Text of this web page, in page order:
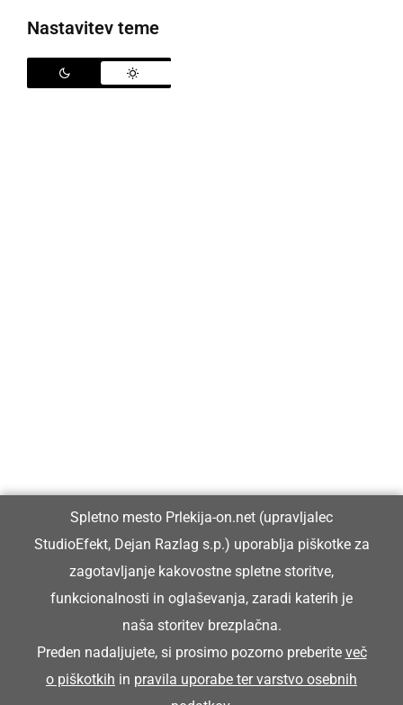
Nastavitev teme
Narava
Zanimivosti
Glavni in odgovorni urednik:
Dejan Razlag
info@prlekija-on.net
Spletno mesto Prlekija-on.net (upravljalec
StudioEfekt, Dejan Razlag s.p.) uporablja piškotke za
zagotavljanje kakovostne spletne storitve,
funkcionalnosti in oglaševanja, zaradi katerih je
naša storitev brezplačna.
Preden nadaljujete, si prosimo pozorno preberite več
o piškotkih in pravila uporabe ter varstvo osebnih